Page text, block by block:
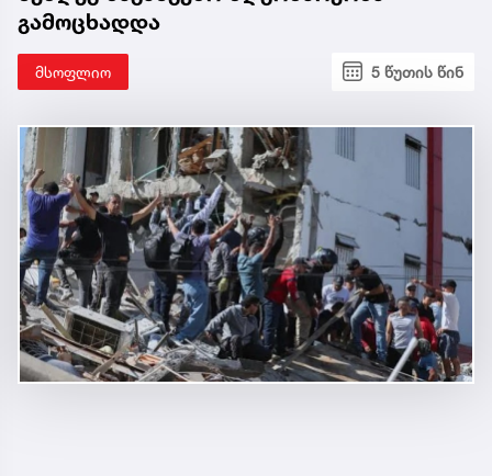
გამოცხადდა
მსოფლიო 5 წუთის წინ